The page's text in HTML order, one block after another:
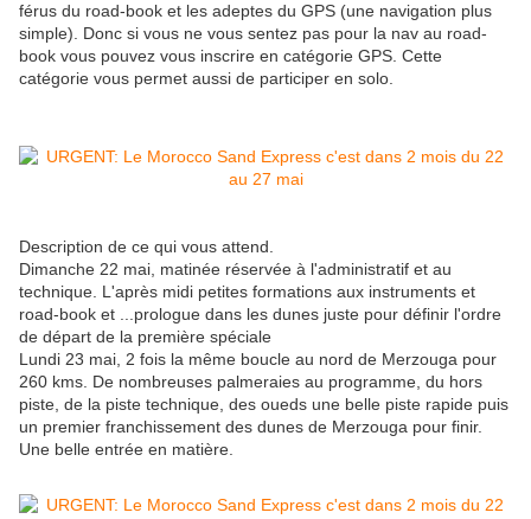
férus du road-book et les adeptes du GPS (une navigation plus
simple). Donc si vous ne vous sentez pas pour la nav au road-
book vous pouvez vous inscrire en catégorie GPS. Cette
catégorie vous permet aussi de participer en solo.
Description de ce qui vous attend.
Dimanche 22 mai, matinée réservée à l'administratif et au
technique. L'après midi petites formations aux instruments et
road-book et ...prologue dans les dunes juste pour définir l'ordre
de départ de la première spéciale
Lundi 23 mai, 2 fois la même boucle au nord de Merzouga pour
260 kms. De nombreuses palmeraies au programme, du hors
piste, de la piste technique, des oueds une belle piste rapide puis
un premier franchissement des dunes de Merzouga pour finir.
Une belle entrée en matière.